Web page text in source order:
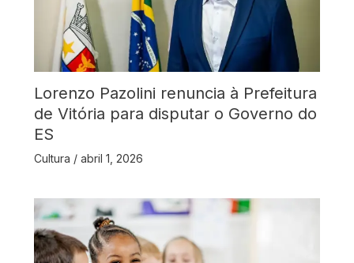
Lorenzo Pazolini renuncia à Prefeitura
de Vitória para disputar o Governo do
ES
Cultura / abril 1, 2026